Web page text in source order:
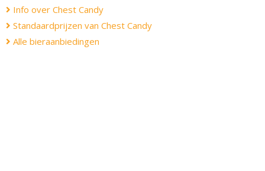
Info over Chest Candy
Standaardprijzen van Chest Candy
Alle bieraanbiedingen